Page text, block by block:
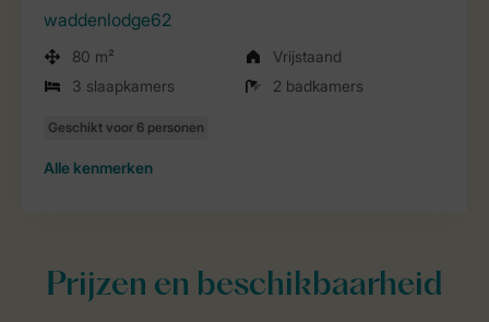
waddenlodge62
80 m²
Vrijstaand
3 slaapkamers
2 badkamers
Alle kenmerken
Prijzen en beschikbaarheid